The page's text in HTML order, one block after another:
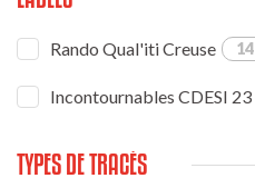
Rando Qual'iti Creuse 14
Incontournables CDESI 23
TYPES DE TRACÉS